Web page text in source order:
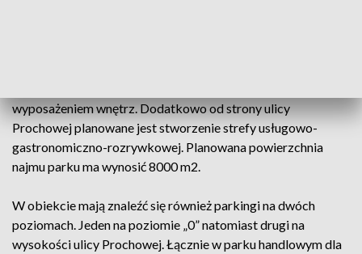
wyposażeniem wnętrz. Dodatkowo od strony ulicy
Prochowej planowane jest stworzenie strefy usługowo-
gastronomiczno-rozrywkowej. Planowana powierzchnia
najmu parku ma wynosić 8000 m2.
W obiekcie mają znaleźć się również parkingi na dwóch
poziomach. Jeden na poziomie „0” natomiast drugi na
wysokości ulicy Prochowej. Łącznie w parku handlowym dla